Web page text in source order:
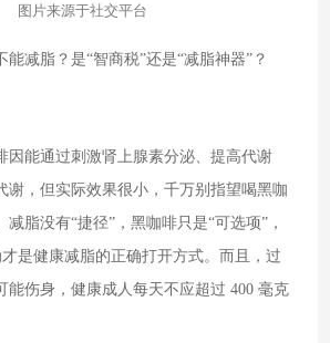
图片来源于社交平台
能减脂？是“智商税”还是“减脂神器”？
因能通过刺激肾上腺素分泌、提高代谢
谢，但实际效果很小，千万别指望喝黑咖
脂没有“捷径”，黑咖啡只是“可选项”，
是健康减脂的正确打开方式。而且，过
能伤身，健康成人每天不应超过 400 毫克